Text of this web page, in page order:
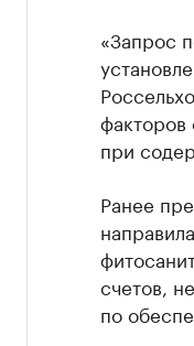
«Запрос
факторов
при
Ранее
счетов,
по